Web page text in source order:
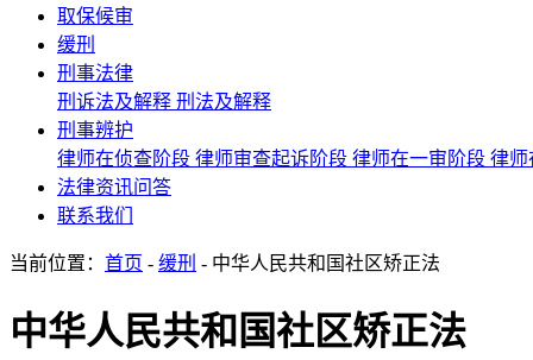
取保候审
缓刑
刑事法律
刑诉法及解释 刑法及解释
刑事辨护
律师在侦查阶段 律师审查起诉阶段 律师在一审阶段 律师
法律资讯问答
联系我们
当前位置： 首页 - 缓刑 - 中华人民共和国社区矫正法
中华人民共和国社区矫正法